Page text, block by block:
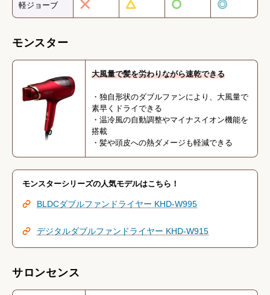
軽ジョーブ
モンスター
大風量で髪を労わりながら速乾できる
・独自形状のダブルファンにより、大風量で
素早くドライできる
・温冷風の自動調整やマイナスイオン機能を
搭載
・髪や頭皮への熱ダメージも軽減できる
モンスターシリーズの人気モデルはこちら！
BLDCダブルファンドライヤー KHD-W995
デジタルダブルファンドライヤー KHD-W915
サロンセンス